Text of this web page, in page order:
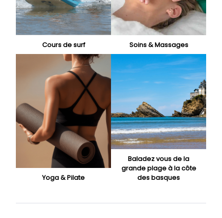
Cours de surf Soins & Massages
Yoga & Pilate
Baladez vous de la
grande plage à la côte
des basques